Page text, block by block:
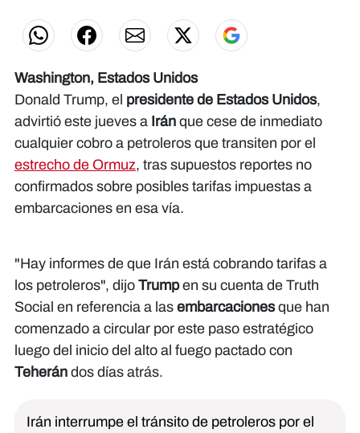
Washington, Estados Unidos
Donald Trump, el presidente de Estados Unidos,
advirtió este jueves a Irán que cese de inmediato
cualquier cobro a petroleros que transiten por el
estrecho de Ormuz, tras supuestos reportes no
confirmados sobre posibles tarifas impuestas a
embarcaciones en esa vía.
"Hay informes de que Irán está cobrando tarifas a
los petroleros", dijo Trumpen su cuenta de Truth
Social en referencia a las embarcacionesque han
comenzado a circular por este paso estratégico
luego del inicio del alto al fuego pactado con
Teherán dos días atrás.
Irán interrumpe el tránsito de petroleros por el